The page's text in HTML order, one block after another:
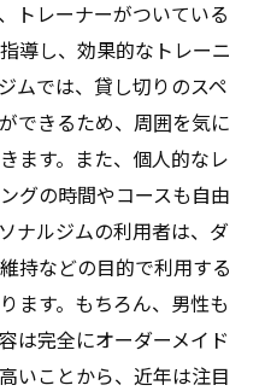
トレーナーがついている
導し、効果的なトレーニ
ムでは、貸し切りのスペ
できるため、周囲を気に
ます。また、個人的なレ
グの時間やコースも自由
ナルジムの利用者は、ダ
持などの目的で利用する
ます。もちろん、男性も
は完全にオーダーメイド
いことから、近年は注目